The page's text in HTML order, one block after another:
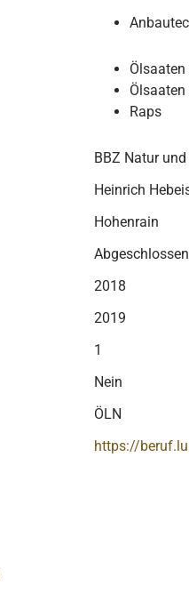
Ölsaaten
Raps
BBZ Natur
Heinrich
Hohenrain
Abgeschlossen
2018
2019
1
Nein
ÖLN
https://